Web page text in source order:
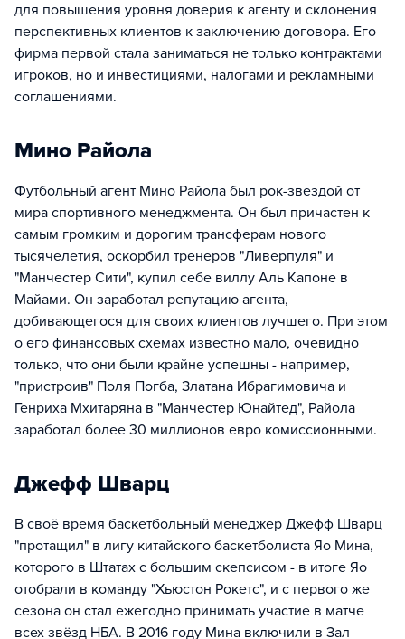
для повышения уровня доверия к агенту и склонения
перспективных клиентов к заключению договора. Его
фирма первой стала заниматься не только контрактами
игроков, но и инвестициями, налогами и рекламными
соглашениями.
Мино Райола
Футбольный агент Мино Райола был рок-звездой от
мира спортивного менеджмента. Он был причастен к
самым громким и дорогим трансферам нового
тысячелетия, оскорбил тренеров "Ливерпуля" и
"Манчестер Сити", купил себе виллу Аль Капоне в
Майами. Он заработал репутацию агента,
добивающегося для своих клиентов лучшего. При этом
о его финансовых схемах известно мало, очевидно
только, что они были крайне успешны - например,
"пристроив" Поля Погба, Златана Ибрагимовича и
Генриха Мхитаряна в "Манчестер Юнайтед", Райола
заработал более 30 миллионов евро комиссионными.
Джефф Шварц
В своё время баскетбольный менеджер Джефф Шварц
"протащил" в лигу китайского баскетболиста Яо Мина,
которого в Штатах с большим скепсисом - в итоге Яо
отобрали в команду "Хьюстон Рокетс", и с первого же
сезона он стал ежегодно принимать участие в матче
всех звёзд НБА. В 2016 году Мина включили в Зал